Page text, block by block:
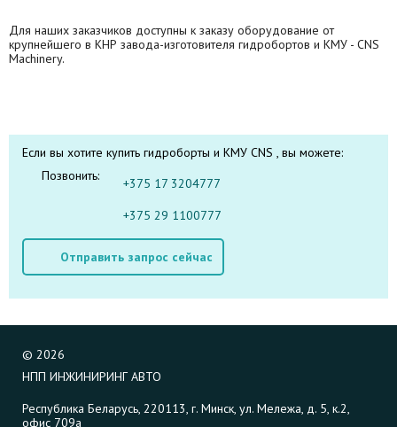
Для наших заказчиков доступны к заказу оборудование от
крупнейшего в КНР завода-изготовителя гидробортов и КМУ - CNS
Machinery.
Если вы хотите купить гидроборты и КМУ CNS , вы можете:
Позвонить:
+375 17 3204777
+375 29 1100777
Отправить запрос сейчас
© 2026
НПП ИНЖИНИРИНГ АВТО
Республика Беларусь, 220113, г. Минск, ул. Мележа, д. 5, к.2,
офис 709а